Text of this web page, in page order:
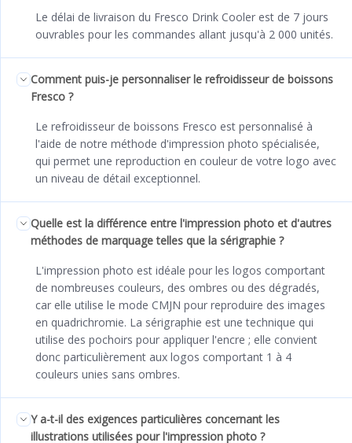
Le délai de livraison du Fresco Drink Cooler est de 7 jours
ouvrables pour les commandes allant jusqu'à 2 000 unités.
Comment puis-je personnaliser le refroidisseur de boissons
Fresco ?
Le refroidisseur de boissons Fresco est personnalisé à
l'aide de notre méthode d'impression photo spécialisée,
qui permet une reproduction en couleur de votre logo avec
un niveau de détail exceptionnel.
Quelle est la différence entre l'impression photo et d'autres
méthodes de marquage telles que la sérigraphie ?
L'impression photo est idéale pour les logos comportant
de nombreuses couleurs, des ombres ou des dégradés,
car elle utilise le mode CMJN pour reproduire des images
en quadrichromie. La sérigraphie est une technique qui
utilise des pochoirs pour appliquer l'encre ; elle convient
donc particulièrement aux logos comportant 1 à 4
couleurs unies sans ombres.
Y a-t-il des exigences particulières concernant les
illustrations utilisées pour l'impression photo ?